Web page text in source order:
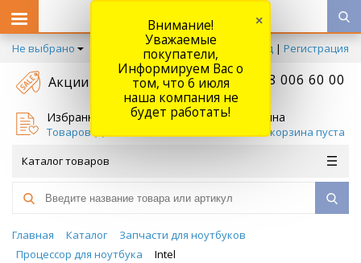
Не выбрано Вход | Регистрация
Акции +7 778 006 60 00
Избранное
Товаров (
Корзина
Ваша корзина пуста
Каталог товаров
Главная Каталог
Запчасти для ноутбуков
Процессор для ноутбука
Intel
Внимание!
Уважаемые
покупатели,
Информируем Вас о
том, что 6 июля
наша компания не
будет работать!
×